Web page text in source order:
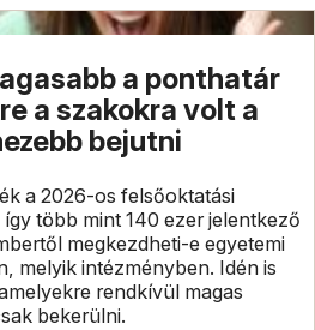
a ponthatár
a szakokra volt a
bejutni
a 2026-os felsőoktatási
több mint 140 ezer jelentkező
megkezdheti-e egyetemi
melyik intézményben. Idén is
rendkívül magas
bekerülni.